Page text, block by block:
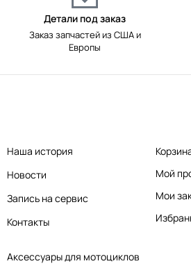
Детали под заказ
Заказ запчастей из США и
Европы
Аксессуары для мотоциклов
Наша история
Новости
Запись на сервис
Контакты
Мой
Мои